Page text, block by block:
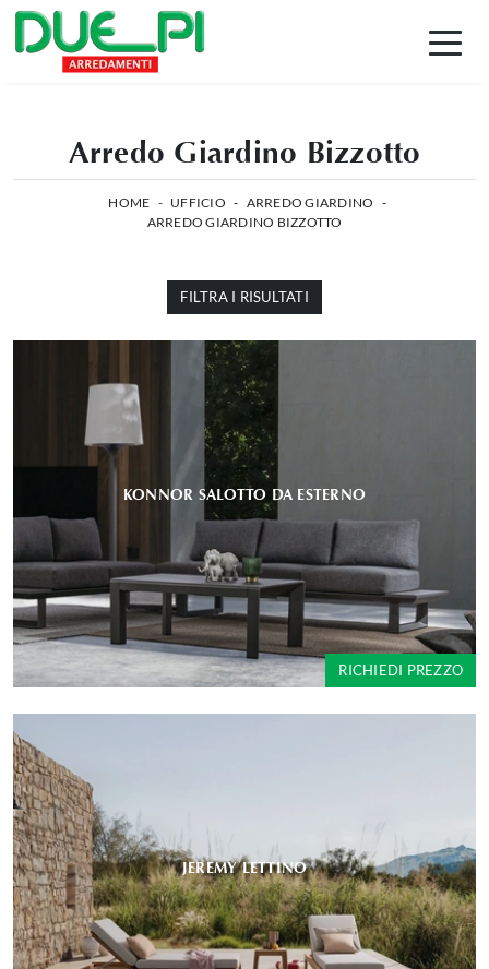
Arredo Giardino Bizzotto
HOME - UFFICIO - ARREDO GIARDINO -
ARREDO GIARDINO BIZZOTTO
FILTRA I RISULTATI
KONNOR SALOTTO DA ESTERNO
RICHIEDI PREZZO
JEREMY LETTINO